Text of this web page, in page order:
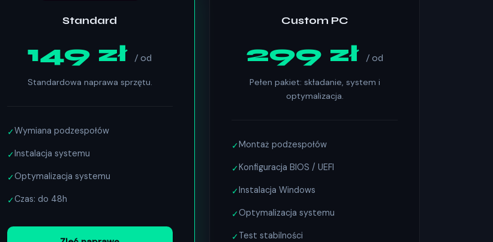
Standard
149 zł/ od
Standardowa naprawa sprzętu.
✓Wymiana podzespołów
✓Instalacja systemu
✓Optymalizacja systemu
✓Czas: do 48h
Custom PC
299 zł/ od
Pełen pakiet: składanie, system i
optymalizacja.
✓Montaż podzespołów
✓Konfiguracja BIOS / UEFI
✓Instalacja Windows
✓Optymalizacja systemu
✓Test stabilności